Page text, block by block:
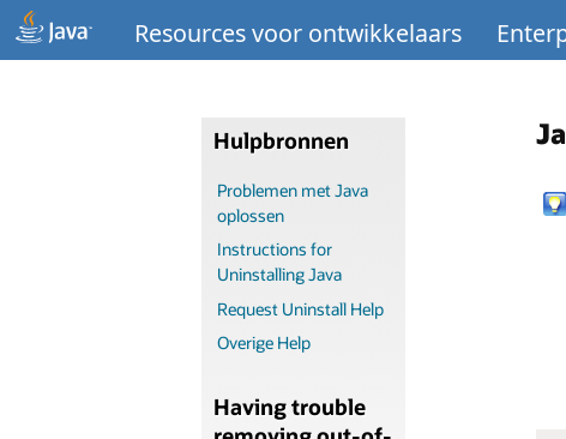
Resources voor ontwikkelaars
Hulpbronnen
Problemen met Java
oplossen
Instructions for
Uninstalling Java
Request Uninstall Help
Overige Help
Having trouble